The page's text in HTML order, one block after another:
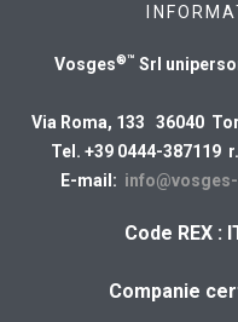
Vosges®™ Srl
Via Roma, 133 36040
Tel. +39 0444-387119
E-mail:
Code REX :
Companie